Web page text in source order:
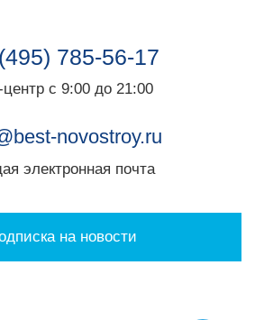
785-56-17
центр с 9:00 до 21:00
novostroy.ru
электронная почта
на новости